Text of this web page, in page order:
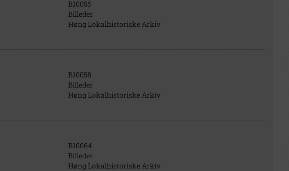
B10055
Billeder
Høng Lokalhistoriske Arkiv
B10058
Billeder
Høng Lokalhistoriske Arkiv
B10064
Billeder
Høng Lokalhistoriske Arkiv